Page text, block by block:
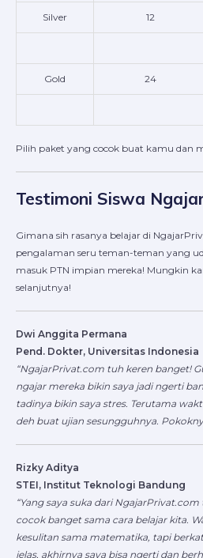
Silver 12
Gold 24
Pilih paket yang cocok buat kamu dan
Testimoni Siswa
Gimana sih rasanya belajar di
pengalaman seru teman-teman yang
masuk PTN impian mereka! Mungkin
selanjutnya!
Dwi Anggita Permana
Pend. Dokter, Universitas Indonesia
“NgajarPrivat.com tuh keren banget!
ngajar mereka bikin saya jadi ngerti
tadinya bikin saya stres. Terutama
deh buat ujian sesungguhnya.
Rizky Aditya
STEI, Institut Teknologi Bandung
“Yang saya suka dari
cocok banget sama cara belajar kita.
kesulitan sama matematika, tapi
jelas, akhirnya saya bisa ngerti dan